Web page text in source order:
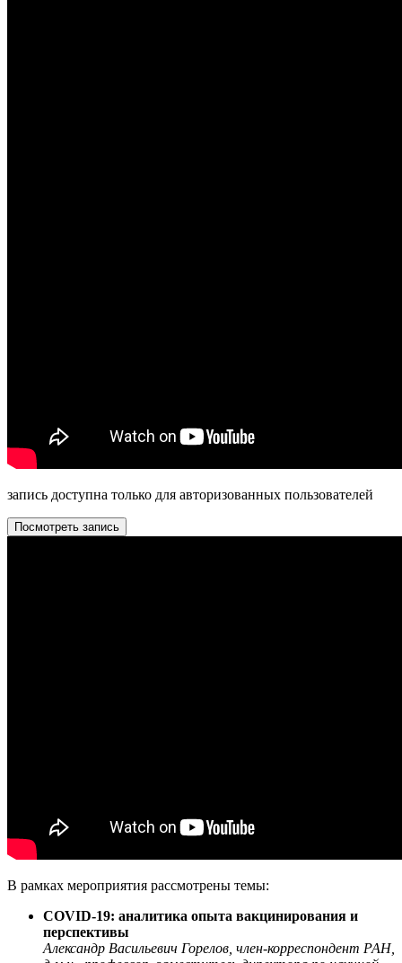
запись доступна только для авторизованных пользователей
Посмотреть запись
В рамках мероприятия рассмотрены темы:
COVID-19: аналитика опыта вакцинирования и
перспективы
Александр Васильевич Горелов, член-корреспондент РАН,